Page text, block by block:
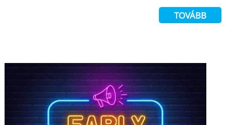
TOVÁBB